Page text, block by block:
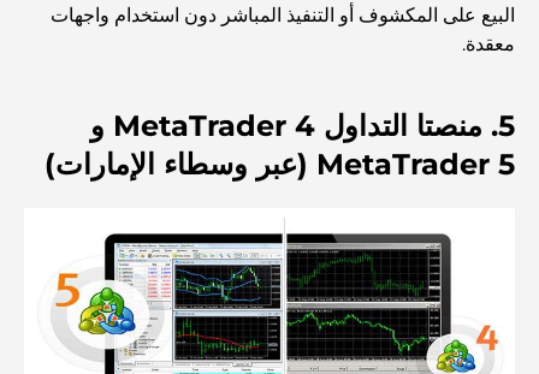
أفضل البنوك في دبي للمقيمين الأجانب: دليل مصرفي شامل
أفضل مطاعم شرائح اللحم في دبي: دليل لعشاق اللحوم
أغلى دولة في العالم: تصنيف عالمي لتكاليف المعيشة
دليل صالات الرياضة في داماك هيلز: أفضل خيارات اللياقة
البدنية في المنطقة المحيطة
البيع على المكشوف أو التنفيذ المباشر دون استخدام واجهات
معقدة.
5. منصتا التداول MetaTrader 4 و
MetaTrader 5 (عبر وسطاء الإمارات)